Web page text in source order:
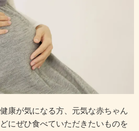
康が気になる方、元気な赤ちゃん
にぜひ食べていただきたいものを